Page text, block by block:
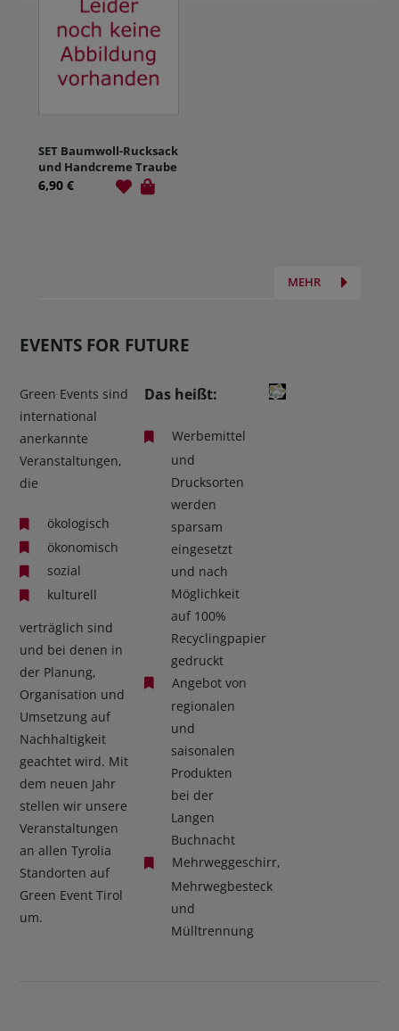
SET Baumwoll-Rucksack
und Handcreme Traube
6,90 €
MEHR
EVENTS FOR FUTURE
Green Events sind
international
anerkannte
Veranstaltungen,
die
ökologisch
ökonomisch
sozial
kulturell
verträglich sind
und bei denen in
der Planung,
Organisation und
Umsetzung auf
Nachhaltigkeit
geachtet wird. Mit
dem neuen Jahr
stellen wir unsere
Veranstaltungen
an allen Tyrolia
Standorten auf
Green Event Tirol
um.
Das heißt:
Werbemittel
und
Drucksorten
werden
sparsam
eingesetzt
und nach
Möglichkeit
auf 100%
Recyclingpapier
gedruckt
Angebot von
regionalen
und
saisonalen
Produkten
bei der
Langen
Buchnacht
Mehrweggeschirr,
Mehrwegbesteck
und
Mülltrennung